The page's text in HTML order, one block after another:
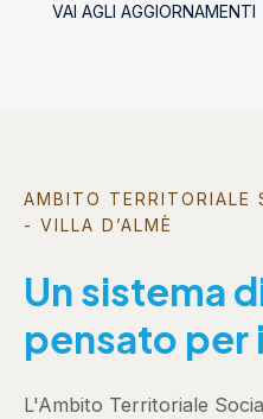
VAI AGLI AGGIORNAMENTI
AMBITO TERRITORIALE
- VILLA D’ALMÈ
Un sistema
pensato per
L'Ambito Territoriale